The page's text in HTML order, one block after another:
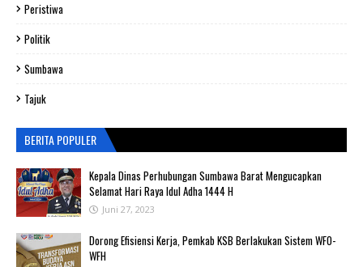
Peristiwa
Politik
Sumbawa
Tajuk
BERITA POPULER
Kepala Dinas Perhubungan Sumbawa Barat Mengucapkan
Selamat Hari Raya Idul Adha 1444 H
Juni 27, 2023
‎Dorong Efisiensi Kerja, Pemkab KSB Berlakukan Sistem WFO-
WFH ‎